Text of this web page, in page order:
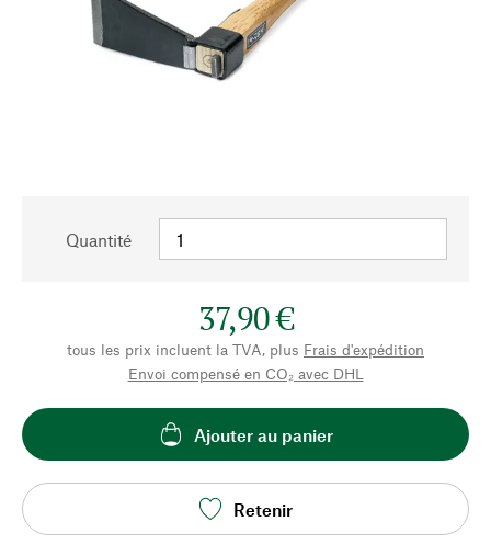
Quantité
37,90 €
tous les prix incluent la TVA, plus Frais d'expédition
Envoi compensé en CO₂ avec DHL
Ajouter au panier
Retenir